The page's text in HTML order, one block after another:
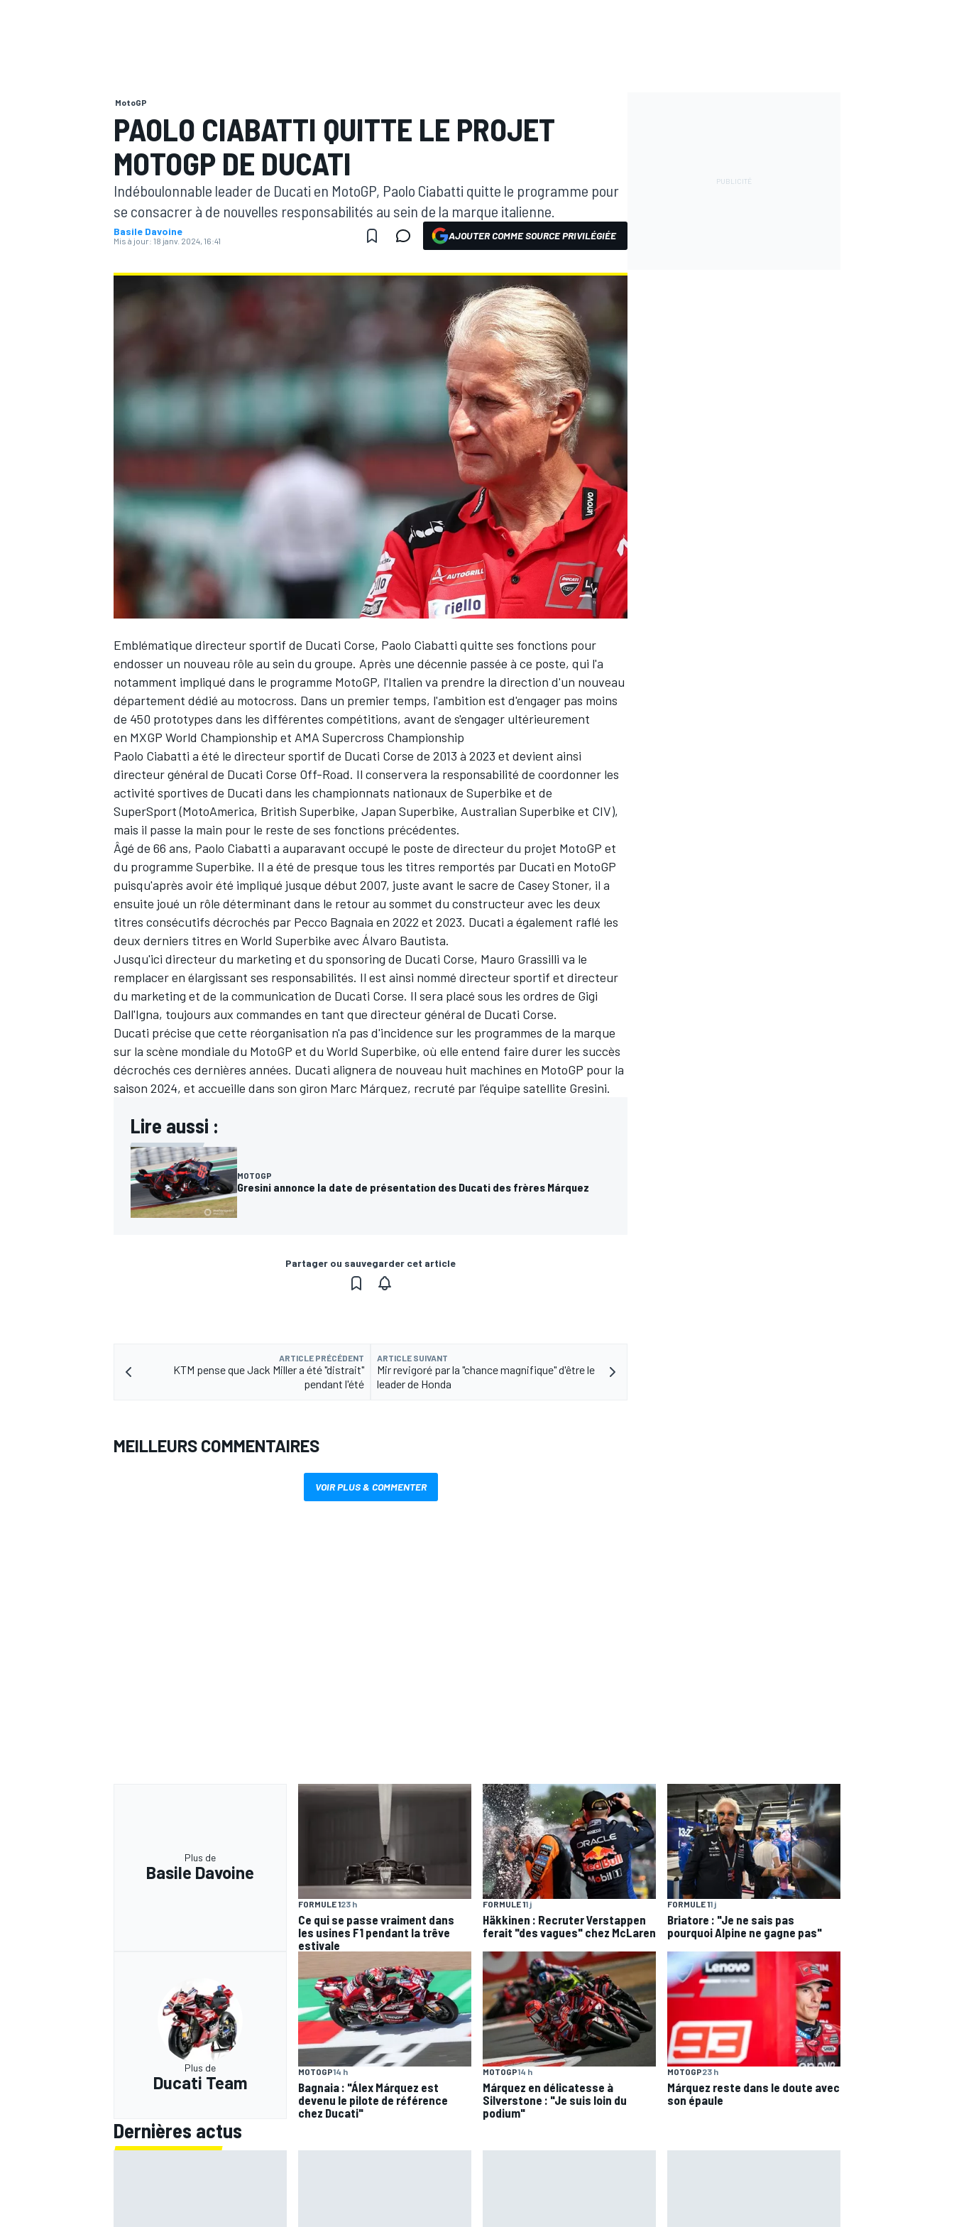
MOTOGP
MotoGP
PAOLO CIABATTI QUITTE LE PROJET
MOTOGP DE DUCATI
Indéboulonnable leader de Ducati en MotoGP, Paolo Ciabatti quitte le programme pour
se consacrer à de nouvelles responsabilités au sein de la marque italienne.
Basile Davoine
Mis à jour: 18 janv. 2024, 16:41 AJOUTER COMME SOURCE PRIVILÉGIÉE
Emblématique directeur sportif de Ducati Corse, Paolo Ciabatti quitte ses fonctions pour
endosser un nouveau rôle au sein du groupe. Après une décennie passée à ce poste, qui l'a
notamment impliqué dans le programme MotoGP, l'Italien va prendre la direction d'un nouveau
département dédié au motocross. Dans un premier temps, l'ambition est d'engager pas moins
de 450 prototypes dans les différentes compétitions, avant de s'engager ultérieurement
en MXGP World Championship et AMA Supercross Championship
Paolo Ciabatti a été le directeur sportif de Ducati Corse de 2013 à 2023 et devient ainsi
directeur général de Ducati Corse Off-Road. Il conservera la responsabilité de coordonner les
activité sportives de Ducati dans les championnats nationaux de Superbike et de
SuperSport (MotoAmerica, British Superbike, Japan Superbike, Australian Superbike et CIV),
mais il passe la main pour le reste de ses fonctions précédentes.
Âgé de 66 ans, Paolo Ciabatti a auparavant occupé le poste de directeur du projet MotoGP et
du programme Superbike. Il a été de presque tous les titres remportés par Ducati en MotoGP
puisqu'après avoir été impliqué jusque début 2007, juste avant le sacre de Casey Stoner, il a
ensuite joué un rôle déterminant dans le retour au sommet du constructeur avec les deux
titres consécutifs décrochés par Pecco Bagnaia en 2022 et 2023. Ducati a également raflé les
deux derniers titres en World Superbike avec Álvaro Bautista.
Jusqu'ici directeur du marketing et du sponsoring de Ducati Corse, Mauro Grassilli va le
remplacer en élargissant ses responsabilités. Il est ainsi nommé directeur sportif et directeur
du marketing et de la communication de Ducati Corse. Il sera placé sous les ordres de Gigi
Dall'Igna, toujours aux commandes en tant que directeur général de Ducati Corse.
Ducati précise que cette réorganisation n'a pas d'incidence sur les programmes de la marque
sur la scène mondiale du MotoGP et du World Superbike, où elle entend faire durer les succès
décrochés ces dernières années. Ducati alignera de nouveau huit machines en MotoGP pour la
saison 2024, et accueille dans son giron Marc Márquez, recruté par l'équipe satellite Gresini.
Lire aussi :
MOTOGP
Gresini annonce la date de présentation des Ducati des frères Márquez
Partager ou sauvegarder cet article
ARTICLE PRÉCÉDENT
KTM pense que Jack Miller a été "distrait"
pendant l'été
ARTICLE SUIVANT
Mir revigoré par la "chance magnifique" d'être le
leader de Honda
MEILLEURS COMMENTAIRES
VOIR PLUS & COMMENTER
Plus de
Basile Davoine
FORMULE 123 h
Ce qui se passe vraiment dans
les usines F1 pendant la trêve
estivale
FORMULE 11 j
Häkkinen : Recruter Verstappen
ferait "des vagues" chez McLaren
FORMULE 11 j
Briatore : "Je ne sais pas
pourquoi Alpine ne gagne pas"
Plus de
Ducati Team
MOTOGP14 h
Bagnaia : "Álex Márquez est
devenu le pilote de référence
chez Ducati"
MOTOGP14 h
Márquez en délicatesse à
Silverstone : "Je suis loin du
podium"
MOTOGP23 h
Márquez reste dans le doute avec
son épaule
Dernières actus